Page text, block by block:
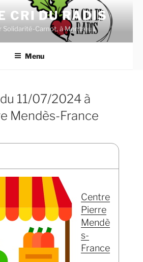
CRI DU RADIS
Solidarité-Carnot, à Montreuil.
Menu
11/07/2024 à
Mendès-France
Centre
Pierre
Mendè
s-
France